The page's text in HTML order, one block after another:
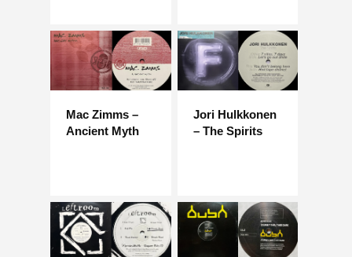
Mac Zimms –
Ancient Myth
Jori Hulkkonen
– The Spirits